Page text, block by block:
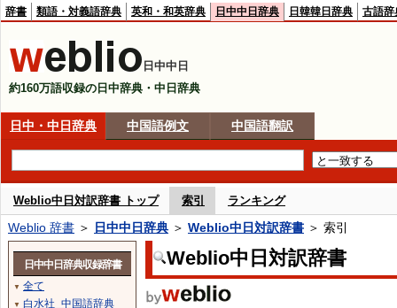
辞書 類語・対義語辞典 英和・和英辞典 日中中日辞典 日韓韓日辞典 古語辞
日中中日
約160万語収録の日中辞典・中日辞典
日中・中日辞典 中国語例文 中国語翻訳
Weblio中日対訳辞書 トップ 索引 ランキング
Weblio 辞書 ＞ 日中中日辞典 ＞ Weblio中日対訳辞書 ＞ 索引
Weblio中日対訳辞書
日中中日辞典収録辞書
▼ 全て
▼ 白水社 中国語辞典